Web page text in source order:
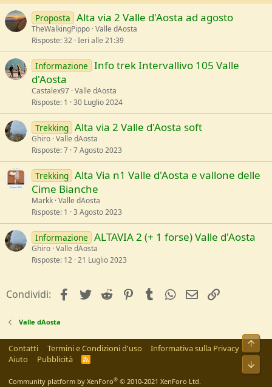
Proposta Alta via 2 Valle d'Aosta ad agosto
TheWalkingPippo Valle dAosta
Risposte 32 Ieri alle 21:39
Informazione Info trek Intervallivo 105 Valle
d'Aosta
Castalex97 Valle dAosta
Risposte 1 30 Luglio 2024
Trekking Alta via 2 Valle d'Aosta soft
Ghiro Valle dAosta
Risposte 7 7 Agosto 2023
Trekking Alta Via n1 Valle d'Aosta e vallone delle
Cime Bianche
Markk Valle dAosta
Risposte 1 3 Agosto 2023
Informazione ALTAVIA 2 (+ 1 forse) Valle d'Aosta
Ghiro Valle dAosta
Risposte 12 21 Luglio 2023
Condividi: facebookTwitterReddit PinterestTumblrWhatsApp
e-mail
Valle dAosta
Contatti Termini e Condizioni d'uso
Informativa sulla Privacy
Aiuto
Pubblicità
R
Community platform by XenForo® © 2010-2021 XenForo Ltd.
Alto